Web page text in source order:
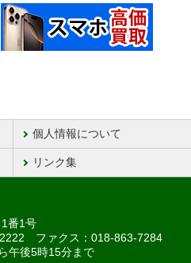
個人情報について
リンク集
番1号
ファクス：018-863-7284
午後5時15分まで